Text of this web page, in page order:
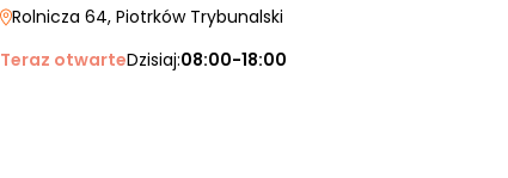
Rolnicza 64, Piotrków Trybunalski
Teraz otwarteDzisiaj:08:00-18:00